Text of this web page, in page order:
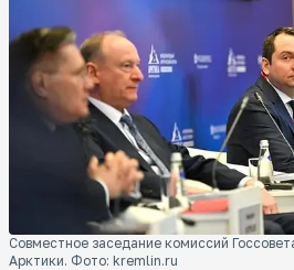
Совместное заседание комиссий
Арктики. Фото: kremlin.ru